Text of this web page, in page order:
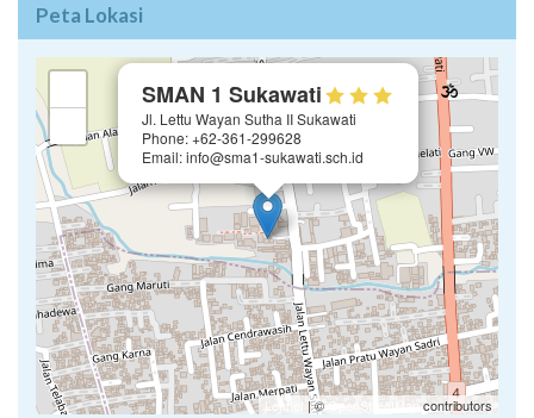
Peta Lokasi
SMAN 1 Sukawati
Jl. Lettu Wayan Sutha II Sukawati
Phone: +62-361-299628
Email: info@sma1-sukawati.sch.id
Leaflet | ©OpenStreetMap contributors